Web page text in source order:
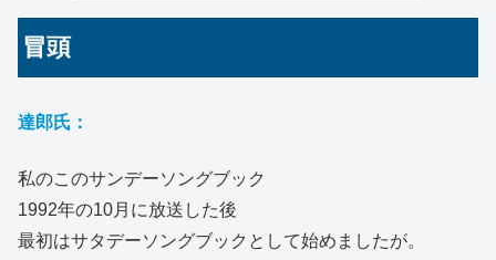
冒頭
達郎氏：
私のこのサンデーソングブック
1992年の10月に放送した後
最初はサタデーソングブックとして始めましたが。